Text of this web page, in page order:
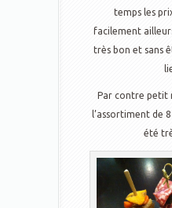
temps les
facilement
très bon et sans
Par contre petit
l’assortiment de
été